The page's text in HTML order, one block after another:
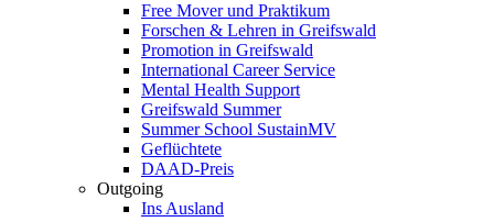
Free Mover und Praktikum
Forschen & Lehren in Greifswald
Promotion in Greifswald
International Career Service
Mental Health Support
Greifswald Summer
Summer School SustainMV
Geflüchtete
DAAD-Preis
Outgoing
Ins Ausland